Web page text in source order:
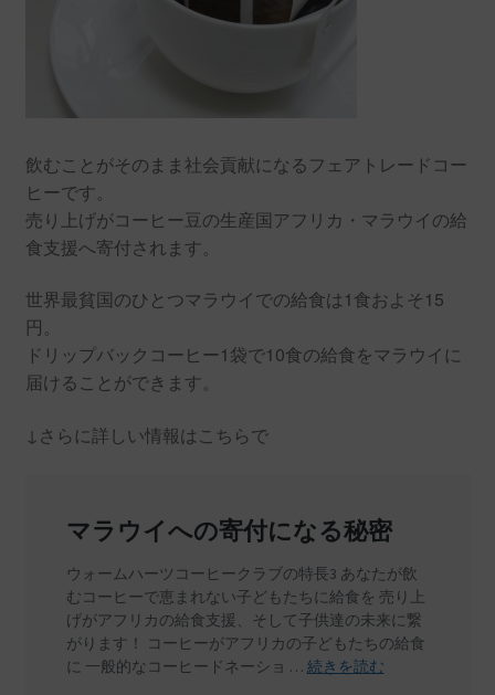
飲むことがそのまま社会貢献になるフェアトレードコー
ヒーです。
売り上げがコーヒー豆の生産国アフリカ・マラウイの給
食支援へ寄付されます。
世界最貧国のひとつマラウイでの給食は1食およそ15
円。
ドリップバックコーヒー1袋で10食の給食をマラウイに
届けることができます。
↓さらに詳しい情報はこちらで